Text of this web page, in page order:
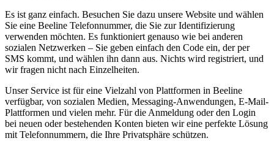
Es ist ganz einfach. Besuchen Sie dazu unsere Website und wählen
Sie eine Beeline Telefonnummer, die Sie zur Identifizierung
verwenden möchten. Es funktioniert genauso wie bei anderen
sozialen Netzwerken – Sie geben einfach den Code ein, der per
SMS kommt, und wählen ihn dann aus. Nichts wird registriert, und
wir fragen nicht nach Einzelheiten.
Unser Service ist für eine Vielzahl von Plattformen in Beeline
verfügbar, von sozialen Medien, Messaging-Anwendungen, E-Mail-
Plattformen und vielen mehr. Für die Anmeldung oder den Login
bei neuen oder bestehenden Konten bieten wir eine perfekte Lösung
mit Telefonnummern, die Ihre Privatsphäre schützen.